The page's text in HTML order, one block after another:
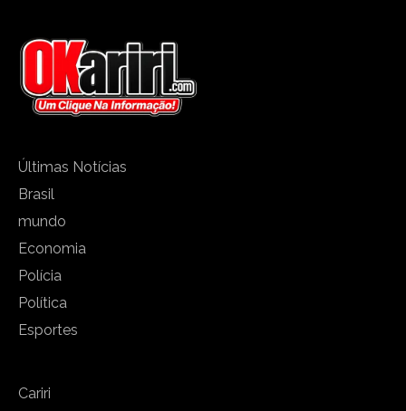
Últimas Notícias
Brasil
mundo
Economia
Polícia
Política
Esportes
Cariri